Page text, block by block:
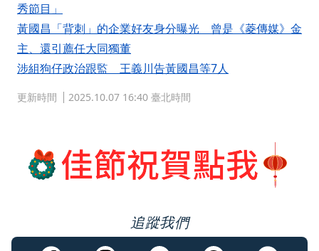
秀節目」
黃國昌「背刺」的企業好友身分曝光 曾是《菱傳媒》金
主、還引薦任大同獨董
涉組狗仔政治跟監 王義川告黃國昌等7人
更新時間 2025.10.07 16:40 臺北時間
追蹤我們